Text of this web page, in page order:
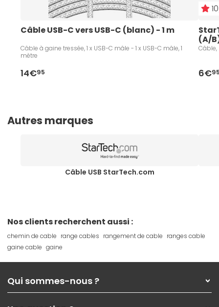
Câble USB-C vers USB-C (blanc) - 1 m
Câble à gaine tressée, 1 x USB-C mâle - 1 x USB-C mâle, 1
mètre
14€95
(A/
Câble,
6€
Autres marques
Câble USB StarTech.com
Nos clients recherchent aussi :
chemin de cable range cables rangement de cable ranges cable
gaine cable gaine
Qui sommes-nous ?